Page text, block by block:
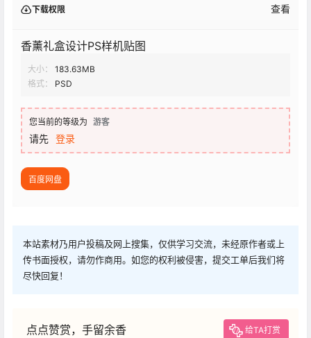
下载权限 查看
香薰礼盒设计PS样机贴图
大小：
183.63MB
格式：
PSD
您当前的等级为 游客
请先 登录
百度网盘
本站素材乃用户投稿及网上搜集，仅供学习交流，未经原作者或上
传书面授权，请勿作商用。如您的权利被侵害，提交工单后我们将
尽快回复！
点点赞赏，手留余香 给TA打赏